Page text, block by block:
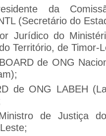
da
(Secretário do
Jurídico do
Território, de Timor-
de ONG
de ONG LABEH
de Justiça